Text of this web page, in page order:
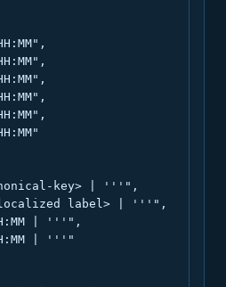
key> | '''",
label> | '''",
| '''",
| '''"